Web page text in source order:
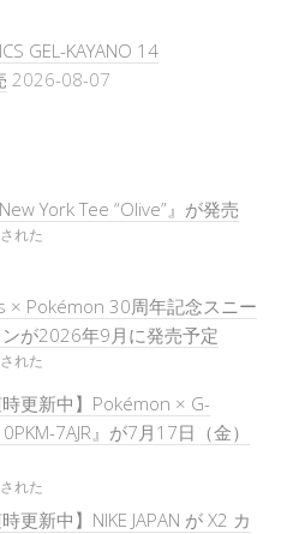
GEL-KAYANO 14
2026-08-07
York Tee “Olive”』が発売
れた
× Pokémon 30周年記念スニー
が2026年9月に発売予定
れた
時更新中】Pokémon × G-
7AJR』が7月17日（金）
れた
更新中】NIKE JAPAN が X2 カ